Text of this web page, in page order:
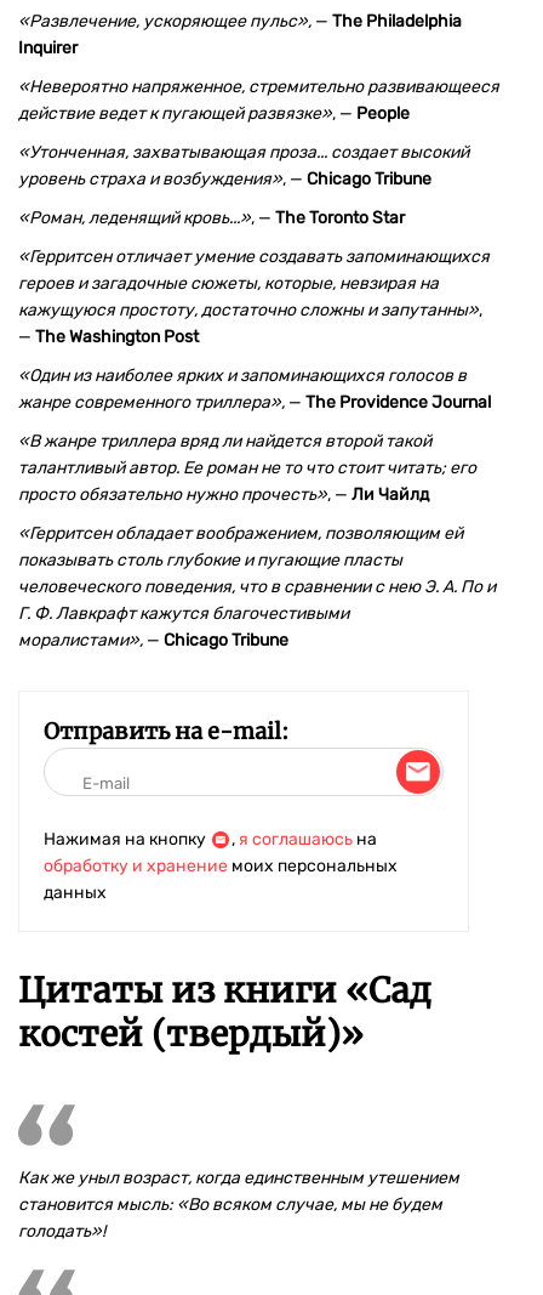
«Развлечение, ускоряющее пульс», — The Philadelphia
Inquirer
«Невероятно напряженное, стремительно развивающееся
действие ведет к пугающей развязке», — People
«Утонченная, захватывающая проза... создает высокий
уровень страха и возбуждения», — Chicago Tribune
«Роман, леденящий кровь...», — The Toronto Star
«Герритсен отличает умение создавать запоминающихся
героев и загадочные сюжеты, которые, невзирая на
кажущуюся простоту, достаточно сложны и запутанны»,
— The Washington Post
«Один из наиболее ярких и запоминающихся голосов в
жанре современного триллера», — The Providence Journal
«В жанре триллера вряд ли найдется второй такой
талантливый автор. Ее роман не то что стоит читать; его
просто обязательно нужно прочесть», — Ли Чайлд
«Герритсен обладает воображением, позволяющим ей
показывать столь глубокие и пугающие пласты
человеческого поведения, что в сравнении с нею Э. А. По и
Г. Ф. Лавкрафт кажутся благочестивыми
моралистами», — Chicago Tribune
Отправить на e-mail:
Нажимая на кнопку , я соглашаюсь на
обработку и хранение моих персональных
данных
Цитаты из книги «Сад
костей (твердый)»
Как же уныл возраст, когда единственным утешением
становится мысль: «Во всяком случае, мы не будем
голодать»!